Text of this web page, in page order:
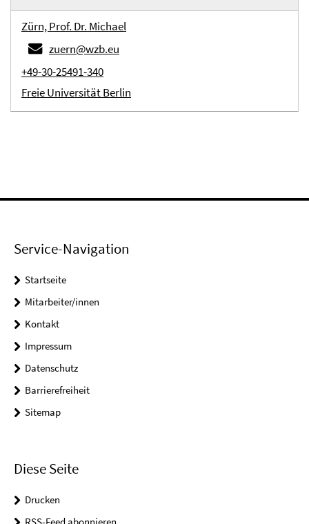
Zürn, Prof. Dr. Michael
zuern@wzb.eu
+49-30-25491-340
Freie Universität Berlin
Service-Navigation
Startseite
Mitarbeiter/innen
Kontakt
Impressum
Datenschutz
Barrierefreiheit
Sitemap
Diese Seite
Drucken